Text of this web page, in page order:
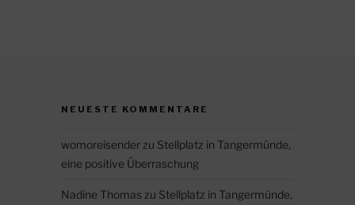
NEUESTE KOMMENTARE
womoreisenderzu Stellplatz in Tangermünde,
eine positive Überraschung
Nadine Thomaszu Stellplatz in Tangermünde,